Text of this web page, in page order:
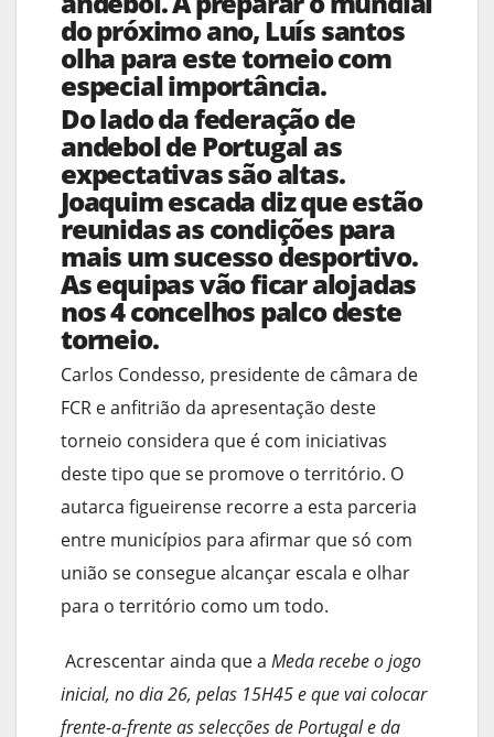
do próximo ano, Luís santos
olha para este torneio com
especial importância.
Do lado da federação de
andebol de Portugal as
expectativas são altas.
Joaquim escada diz que estão
reunidas as condições para
mais um sucesso desportivo.
As equipas vão ficar alojadas
nos 4 concelhos palco deste
torneio.
Carlos Condesso, presidente de câmara de
FCR e anfitrião da apresentação deste
torneio considera que é com iniciativas
deste tipo que se promove o território. O
autarca figueirense recorre a esta parceria
entre municípios para afirmar que só com
união se consegue alcançar escala e olhar
para o território como um todo.
Acrescentar ainda que a Meda recebe o jogo
inicial, no dia 26, pelas 15H45 e que vai colocar
frente-a-frente as selecções de Portugal e da